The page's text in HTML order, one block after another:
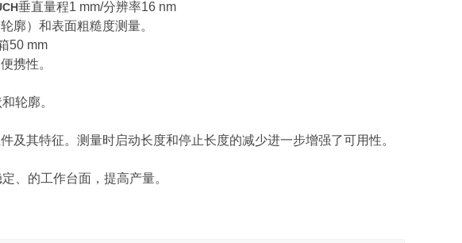
垂直量程1 mm/分辨率16 nm
廓）和表面粗糙度测量。
50 mm
携性。
轮廓。
及其特征。测量时启动长度和停止长度的减少进一步增强了可用性。
、的工作台面，提高产量。